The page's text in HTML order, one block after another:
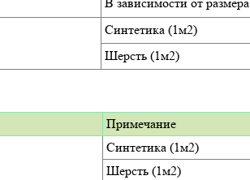
В зависимости от размера
Синтетика (1м2)
Шерсть (1м2)
Примечание
Синтетика (1м2)
Шерсть (1м2)